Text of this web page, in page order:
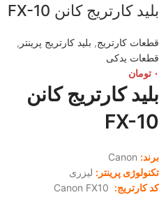
بلید کارتریج کانن FX-10
قطعات کارتریج, بلید کارتریج پرینتر ,
قطعات یدکی
۰ تومان
بلید کارتریج کانن
FX-10
برند: Canon
تکنولوژی پرینتر: لیزری
کد کارتریج: